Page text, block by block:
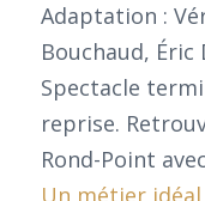
Adaptation :
Bouchaud, Éric
Spectacle
reprise.
Rond-Point